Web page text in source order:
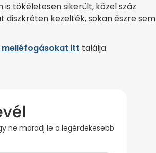
tökéletesen sikerült, közel száz
kezelték, sokan észre sem
itt találja.
ne maradj le a legérdekesebb